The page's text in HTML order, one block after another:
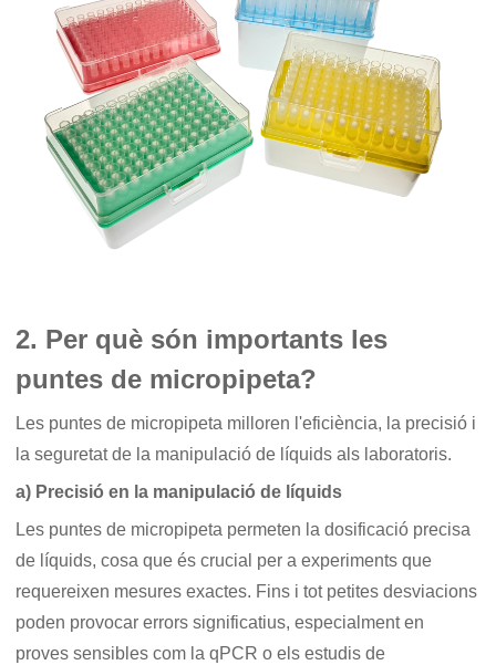
2. Per què són importants les
puntes de micropipeta?
Les puntes de micropipeta milloren l'eficiència, la precisió i
la seguretat de la manipulació de líquids als laboratoris.
a) Precisió en la manipulació de líquids
Les puntes de micropipeta permeten la dosificació precisa
de líquids, cosa que és crucial per a experiments que
requereixen mesures exactes. Fins i tot petites desviacions
poden provocar errors significatius, especialment en
proves sensibles com la qPCR o els estudis de